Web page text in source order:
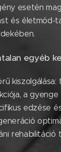
esetén
és életmód-
egyéb
a
edzése
rehabilitáció